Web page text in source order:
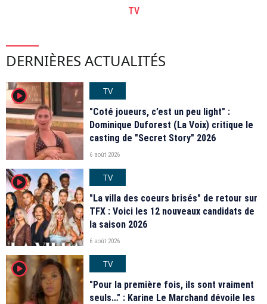
TV
DERNIÈRES ACTUALITÉS
player2
TV
"Coté joueurs, c’est un peu light" :
Dominique Duforest (La Voix) critique le
casting de "Secret Story" 2026
6 août 2026
player2
TV
"La villa des coeurs brisés" de retour sur
TFX : Voici les 12 nouveaux candidats de
la saison 2026
6 août 2026
player2
TV
"Pour la première fois, ils sont vraiment
seuls…" : Karine Le Marchand dévoile les